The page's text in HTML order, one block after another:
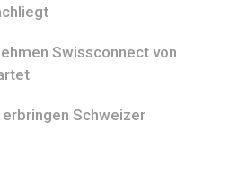
Swissconnect von
Schweizer